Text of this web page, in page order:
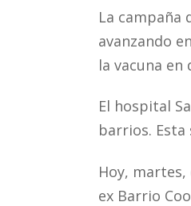
La campaña
avanzando
la vacuna
El hospital
barrios.
Hoy, martes,
ex Barrio